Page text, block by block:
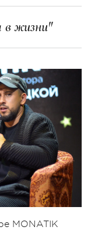
в жизни"
MONATIK